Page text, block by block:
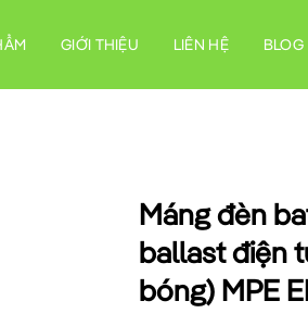
GIỚI THIỆU LIÊN HỆ BLOG
Máng đèn
ballast điện
bóng) MPE